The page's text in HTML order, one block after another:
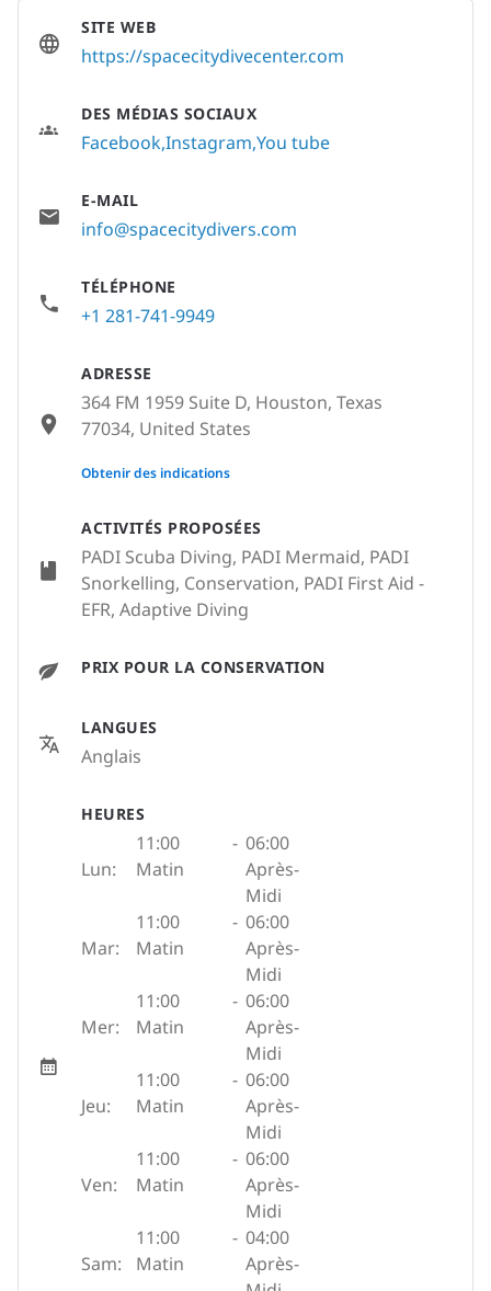
ACTIVITÉS PROPOSÉES
PADI Scuba Diving, PADI Mermaid, PADI
Snorkelling, Conservation, PADI First Aid -
EFR, Adaptive Diving
PRIX POUR LA CONSERVATION
LANGUES
Anglais
HEURES
Lun:
11:00
Matin
- 06:00
Après-
Midi
Mar:
11:00
Matin
- 06:00
Après-
Midi
Mer:
11:00
Matin
- 06:00
Après-
Midi
Jeu:
11:00
Matin
- 06:00
Après-
Midi
Ven:
11:00
Matin
- 06:00
Après-
Midi
Sam:
11:00
Matin
- 04:00
Après-
SITE WEB
https://spacecitydivecenter.com
DES MÉDIAS SOCIAUX
FacebookInstagram You tube
E-MAIL
info@spacecitydivers.com
TÉLÉPHONE
+1 281-741-9949
ADRESSE
364 FM 1959 Suite D, Houston, Texas
77034, United States
None
Obtenir des indications